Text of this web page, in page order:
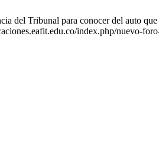
del Tribunal para conocer del auto
index.php/nuevo-